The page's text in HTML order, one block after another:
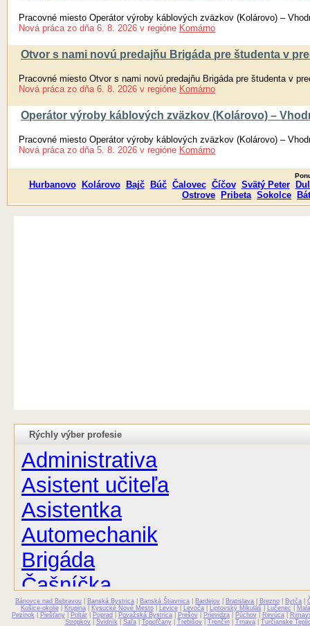
Pracovné miesto Operátor výroby káblových zväzkov (Kolárovo) –
Nová práca zo dňa 6. 8. 2026 v regióne Komárno
Otvor s nami novú predajňu Brigáda pre študenta v
Pracovné miesto Otvor s nami novú predajňu Brigáda pre študenta v
Nová práca zo dňa 6. 8. 2026 v regióne Komárno
Operátor výroby káblových zväzkov (Kolárovo) –
Pracovné miesto Operátor výroby káblových zväzkov (Kolárovo) –
Nová práca zo dňa 5. 8. 2026 v regióne Komárno
Hurbanovo Kolárovo Bajč Búč Čalovec Číčov Svätý Peter
Ostrove
Pribeta Sokolce
Rýchly výber profesie
Administrativa
Asistent učiteľa
Asistentka
Automechanik
Brigáda
Čašníčka
Čašník
Bánovce nad Bebravou Banská Bystrica Banská Štiavnica Bardejov Bratislava Brezno Bytča |
Košice-okolie| Krupina| Kysucké Nové Mesto| Levice| Levoča| Liptovský Mikuláš Lučenec
Pezinok
Piešťany| Poltár| Poprad Považská Bystrica| Prešov| Prievidza| Púchov| Revúca|
Stropkov| Svidník Šaľa| Topoľčany| Trebišov| Trenčín| Trnava| Turčianske